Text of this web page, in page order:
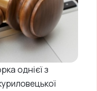
однієї з